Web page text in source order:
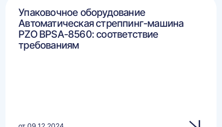
Упаковочное оборудование
Автоматическая стреппинг-машина
PZO BPSA-8560: соответствие
требованиям